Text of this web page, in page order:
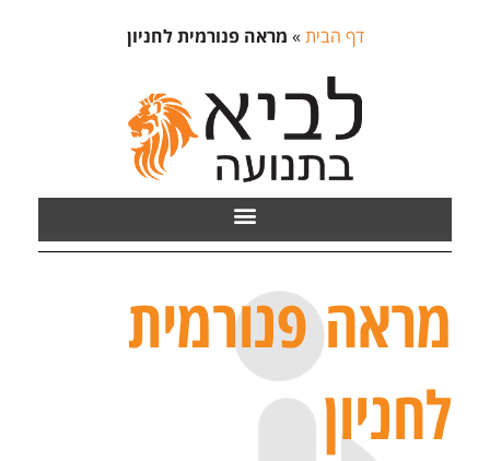
דף הבית»מראה פנורמית לחניון
מראה פנורמית
לחניון